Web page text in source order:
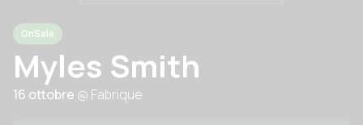
OnSale
Myles Smith
16 ottobre @ Fabrique